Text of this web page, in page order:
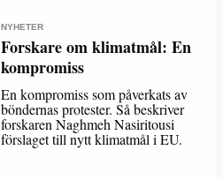
NYHETER
Forskare om klimatmål: En
kompromiss
En kompromiss som påverkats av
böndernas protester. Så beskriver
forskaren Naghmeh Nasiritousi
förslaget till nytt klimatmål i EU.